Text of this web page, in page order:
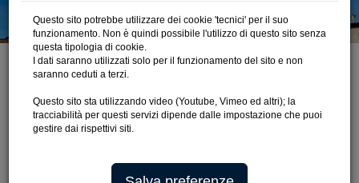
SERVIZIO PAGOPA
Questo sito potrebbe utilizzare dei cookie 'tecnici' per il suo
funzionamento. Non è quindi possibile l'utilizzo di questo sito senza
questa tipologia di cookie.
I dati saranno utilizzati solo per il funzionamento del sito e non
saranno ceduti a terzi.
Questo sito sta utilizzando video (Youtube, Vimeo ed altri); la
tracciabilità per questi servizi dipende dalle impostazione che puoi
gestire dai rispettivi siti.